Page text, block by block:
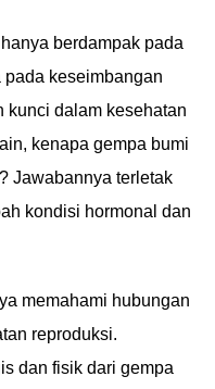
berdampak pada
pada keseimbangan
kunci dalam kesehatan
kenapa gempa bumi
Jawabannya terletak
kondisi hormonal dan
memahami hubungan
reproduksi.
dan fisik dari gempa